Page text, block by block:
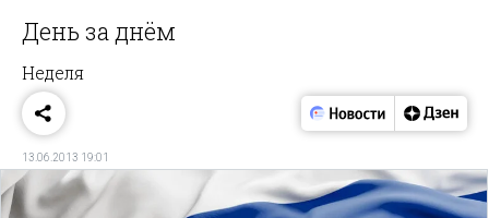
День за днём
Неделя
13.06.2013 19:01